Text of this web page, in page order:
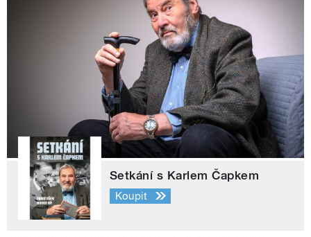
Setkání s Karlem Čapkem
Koupit